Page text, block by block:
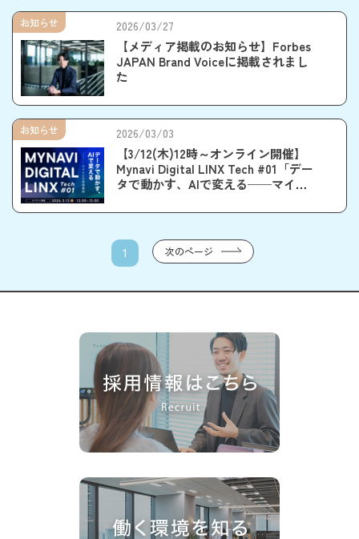
2026/03/27
【メディア掲載のお知らせ】Forbes
JAPAN Brand Voiceに掲載されまし
た
お知らせ
2026/03/03
【3/12(木)12時～オンライン開催】
Mynavi Digital LINX Tech #01「デー
タで動かす、AIで変える──マイナ
お知らせ
1 次のページ